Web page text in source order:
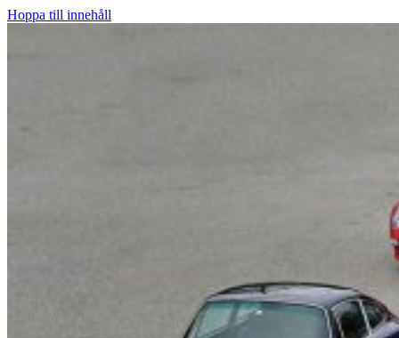
Hoppa till innehåll